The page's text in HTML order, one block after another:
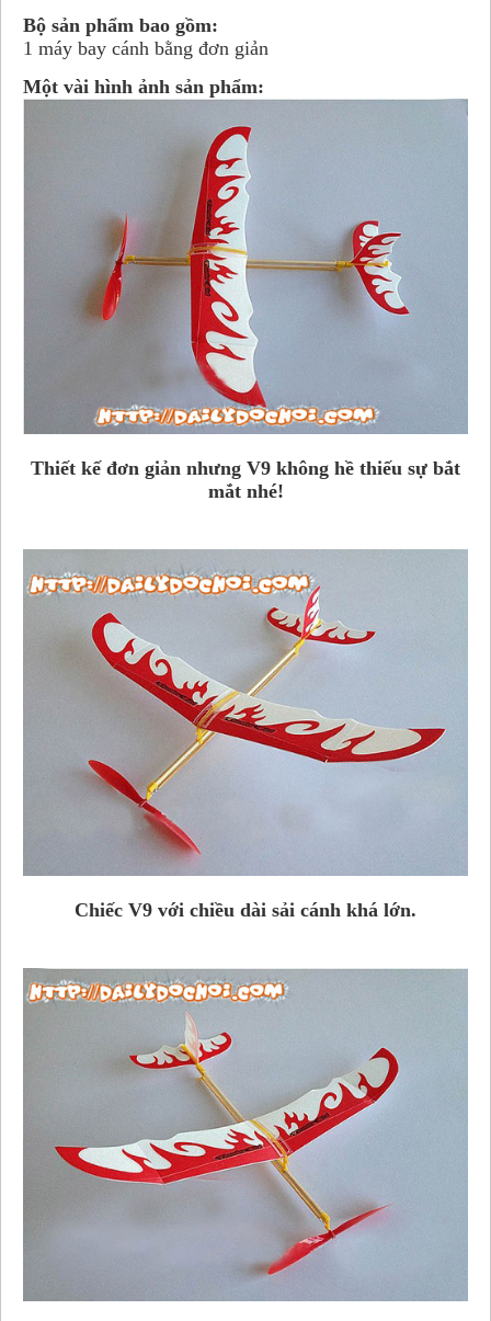
Bộ sản phẩm bao gồm:
1 máy bay cánh bằng đơn giản
Một vài hình ảnh sản phẩm:
Thiết kế đơn giản nhưng V9 không hề thiếu sự bắt
mắt nhé!
Chiếc V9 với chiều dài sải cánh khá lớn.